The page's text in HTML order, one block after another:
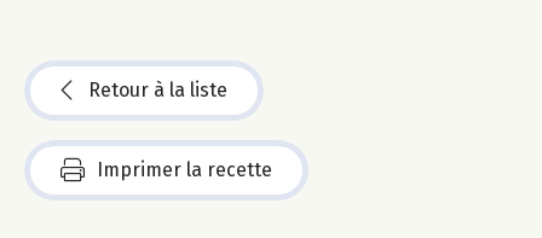
Retour à la liste
Imprimer la recette